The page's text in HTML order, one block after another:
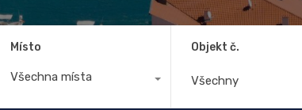
Místo
Všechna místa
Objekt č.